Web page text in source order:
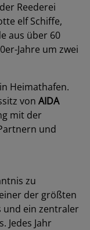
Reederei
elf Schiffe,
aus über 60
Jahre um zwei
Heimathafen.
von AIDA
mit der
und
zu
der größten
und ein zentraler
Jedes Jahr